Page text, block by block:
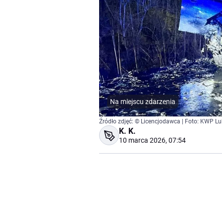
Na miejscu zdarzenia
Źródło zdjęć: © Licencjodawca | Foto: KWP
K. K.
10 marca 2026, 07:54